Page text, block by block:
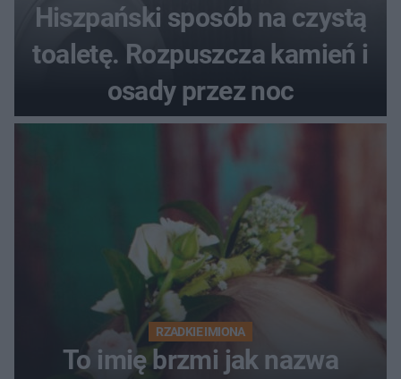
Hiszpański sposób na czystą
toaletę. Rozpuszcza kamień i
osady przez noc
RZADKIE IMIONA
To imię brzmi jak nazwa